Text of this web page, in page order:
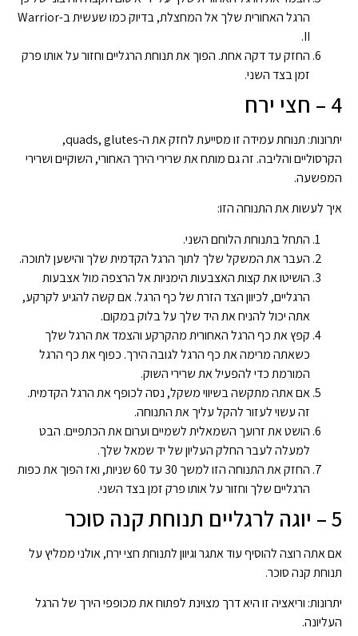
הרגל האחורית שלך אל המחצלת, בדיוק כמו שעשית ב-Warrior
II.
החזק עד דקה אחת. הפוך את תנוחת הרגליים וחזור על אותו פרק
זמן בצד השני.
4 – חצי ירח
יתרונות: תנוחת עמידה זו מסייעת לחזק את ה-quads, glutes,
הקרסוליים והליבה. זה גם מותח את שרירי הירך האחורי, השוקיים ושרירי
המפשעה.
איך לעשות את התנוחה הזו:
התחל בתנוחת הלוחם השני.
העבר את המשקל שלך לתוך הרגל הקדמית שלך והישען לתוכה.
הושיטו את קצות האצבעות הימניות אל הרצפה מול אצבעות
הרגליים, לכיוון הצד הזרת של כף הרגל. אם קשה להגיע לקרקע,
אתה יכול להניח את היד שלך על בלוק במקום.
קפץ את כף הרגל האחורית מהקרקע והצמד את הרגל שלך
כשאתה מרימה את כף הרגל לגובה הירך. כפוף את כף הרגל
המורמת כדי להפעיל את שרירי השוק.
אם אתה מתקשה בשיווי משקל, נסה לכופף את הרגל הקדמית.
זה עשוי לעזור להקל עליך את התנוחה.
הושט את זרועך השמאלית לשמיים וערום את הכתפיים. הבט
למעלה לעבר החלק העליון של יד שמאל שלך.
החזק את התנוחה הזו למשך 30 עד 60 שניות, ואז הפוך את כפות
הרגליים שלך וחזור על אותו פרק זמן בצד השני.
5 – יוגה לרגליים תנוחת קנה סוכר
אם אתה רוצה להוסיף עוד אתגר וגיוון לתנוחת חצי ירח, אולני ממליץ על
תנוחת קנה סוכר.
יתרונות: וריאציה זו היא דרך מצוינת לפתוח את מכופפי הירך של הרגל
העליונה.